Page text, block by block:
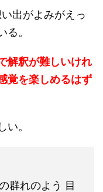
出がよみがえっ
。
解釈が難しいけれ
覚を楽しめるはず
い。
群れのよう 目